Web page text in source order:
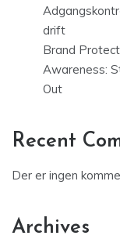
drift
Brand
Awareness:
Out
Recent
Der er ingen
Archives